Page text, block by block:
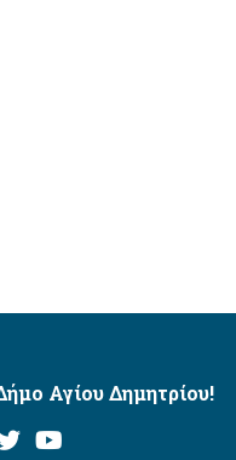
Αγίου Δημητρίου!